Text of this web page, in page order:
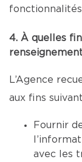
4. À quelles
L’Agence
aux fins
Fournir
avec les